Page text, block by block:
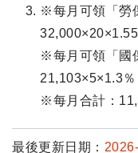
※每月可領「勞
32,000×20×1.55
※每月可領「國
21,103×5×1.3％
※每月合計：
最後更新日期：